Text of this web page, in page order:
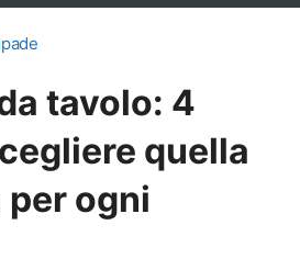
tavolo: 4
quella
ogni